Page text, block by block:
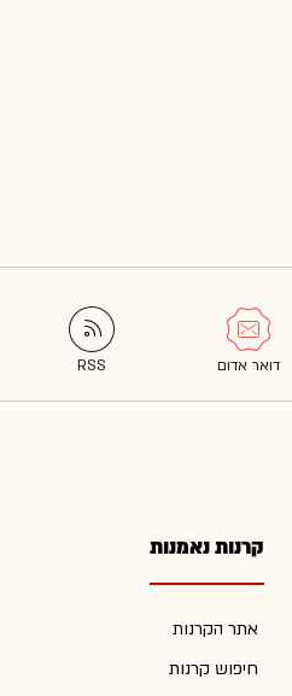
קרנות נאמנות
אתר הקרנות
חיפוש קרנות